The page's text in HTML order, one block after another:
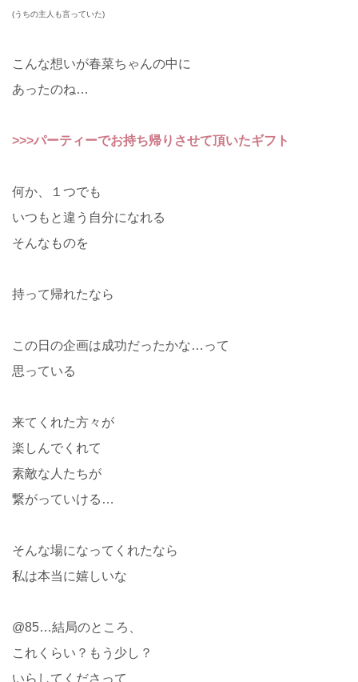
(うちの主人も言っていた)
こんな想いが春菜ちゃんの中に
あったのね…
>>>パーティーでお持ち帰りさせて頂いたギフト
何か、１つでも
いつもと違う自分になれる
そんなものを
持って帰れたなら
この日の企画は成功だったかな…って
思っている
来てくれた方々が
楽しんでくれて
素敵な人たちが
繋がっていける…
そんな場になってくれたなら
私は本当に嬉しいな
@85…結局のところ、
これくらい？もう少し？
いらしてくださって